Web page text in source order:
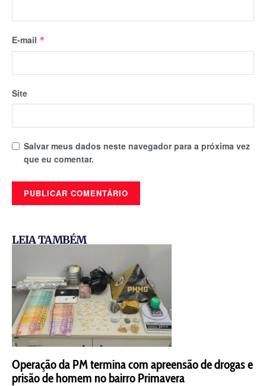
E-mail *
Site
Salvar meus dados neste navegador para a próxima vez
que eu comentar.
LEIA TAMBÉM
Operação da PM termina com apreensão de drogas e
prisão de homem no bairro Primavera